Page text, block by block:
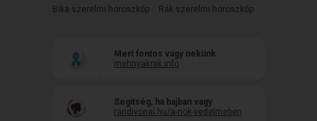
Bika szerelmi horoszkóp
Rák szerelmi horoszkóp
Mert fontos vagy nekünk
mehnyakrak.info
Segítség, ha bajban vagy
randivonal.hu/a-nok-vedelmeben